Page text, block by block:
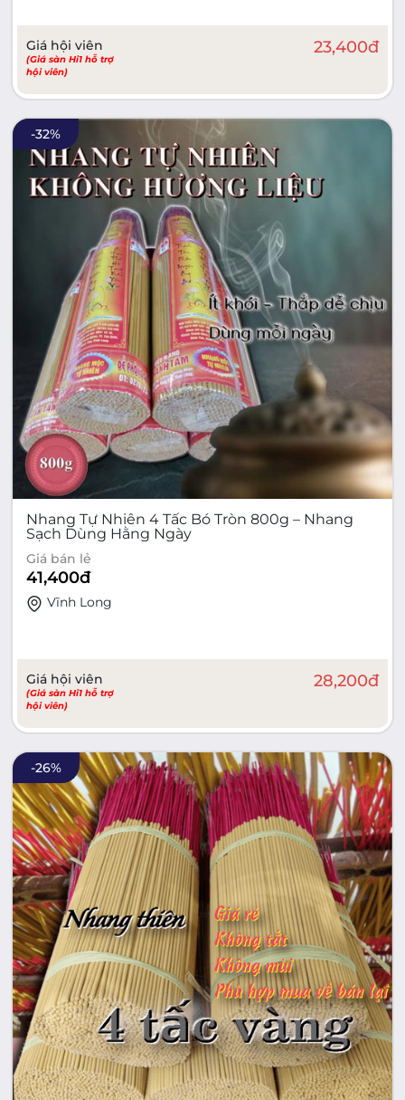
Giá hội viên
(Giá sàn Hi1 hỗ trợ
hội viên)
23,400đ
-32%
Nhang Tự Nhiên 4 Tấc Bó Tròn 800g – Nhang
Sạch Dùng Hằng Ngày
Giá bán lẻ
41,400đ
Vĩnh Long
Giá hội viên
(Giá sàn Hi1 hỗ trợ
hội viên)
28,200đ
-26%